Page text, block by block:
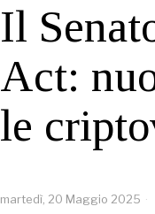
Il
Act:
le
martedì, 20 Maggio 2025